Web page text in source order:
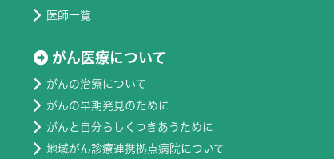
医師一覧
がん医療について
がんの治療について
がんの早期発見のために
がんと自分らしくつきあうために
地域がん診療連携拠点病院について